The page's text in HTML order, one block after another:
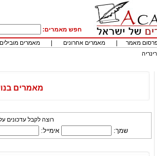
חפש מאמרים:
מאמר מאמרים אחרונים מאמרים מובילים
מאמרים
רוצה לקבל עדכונים
שמך: אימייל: